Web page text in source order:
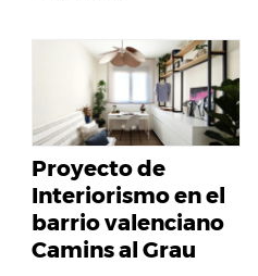
Proyecto de
Interiorismo en el
barrio valenciano
Camins al Grau